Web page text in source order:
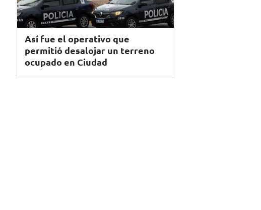
Así fue el operativo que
permitió desalojar un terreno
ocupado en Ciudad